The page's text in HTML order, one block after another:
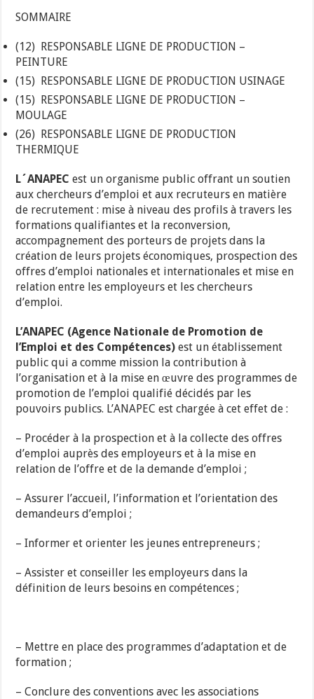
SOMMAIRE
(12) RESPONSABLE LIGNE DE PRODUCTION –
PEINTURE
(15) RESPONSABLE LIGNE DE PRODUCTION USINAGE
(15) RESPONSABLE LIGNE DE PRODUCTION –
MOULAGE
(26) RESPONSABLE LIGNE DE PRODUCTION
THERMIQUE
L´ANAPEC est un organisme public offrant un soutien
aux chercheurs d’emploi et aux recruteurs en matière
de recrutement : mise à niveau des profils à travers les
formations qualifiantes et la reconversion,
accompagnement des porteurs de projets dans la
création de leurs projets économiques, prospection des
offres d’emploi nationales et internationales et mise en
relation entre les employeurs et les chercheurs
d’emploi.
L’ANAPEC (Agence Nationale de Promotion de
l’Emploi et des Compétences) est un établissement
public qui a comme mission la contribution à
l’organisation et à la mise en œuvre des programmes de
promotion de l’emploi qualifié décidés par les
pouvoirs publics. L’ANAPEC est chargée à cet effet de :
– Procéder à la prospection et à la collecte des offres
d’emploi auprès des employeurs et à la mise en
relation de l’offre et de la demande d’emploi ;
– Assurer l’accueil, l’information et l’orientation des
demandeurs d’emploi ;
– Informer et orienter les jeunes entrepreneurs ;
– Assister et conseiller les employeurs dans la
définition de leurs besoins en compétences ;
– Mettre en place des programmes d’adaptation et de
formation ;
– Conclure des conventions avec les associations